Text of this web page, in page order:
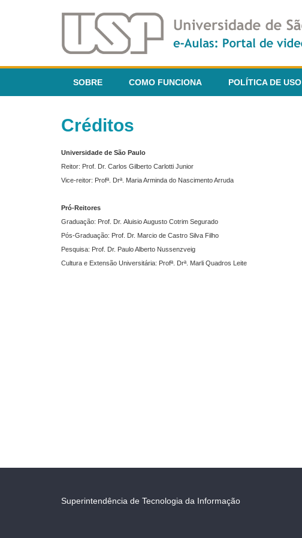
SOBRE COMO FUNCIONA POLÍTICA DE USO
Créditos
Universidade de São Paulo
Reitor: Prof. Dr. Carlos Gilberto Carlotti Junior
Vice-reitor: Profª. Drª. Maria Arminda do Nascimento Arruda
Pró-Reitores
Graduação: Prof. Dr. Aluisio Augusto Cotrim Segurado
Pós-Graduação: Prof. Dr. Marcio de Castro Silva Filho
Pesquisa: Prof. Dr. Paulo Alberto Nussenzveig
Cultura e Extensão Universitária: Profª. Drª. Marli Quadros Leite
Superintendência de Tecnologia da Informação